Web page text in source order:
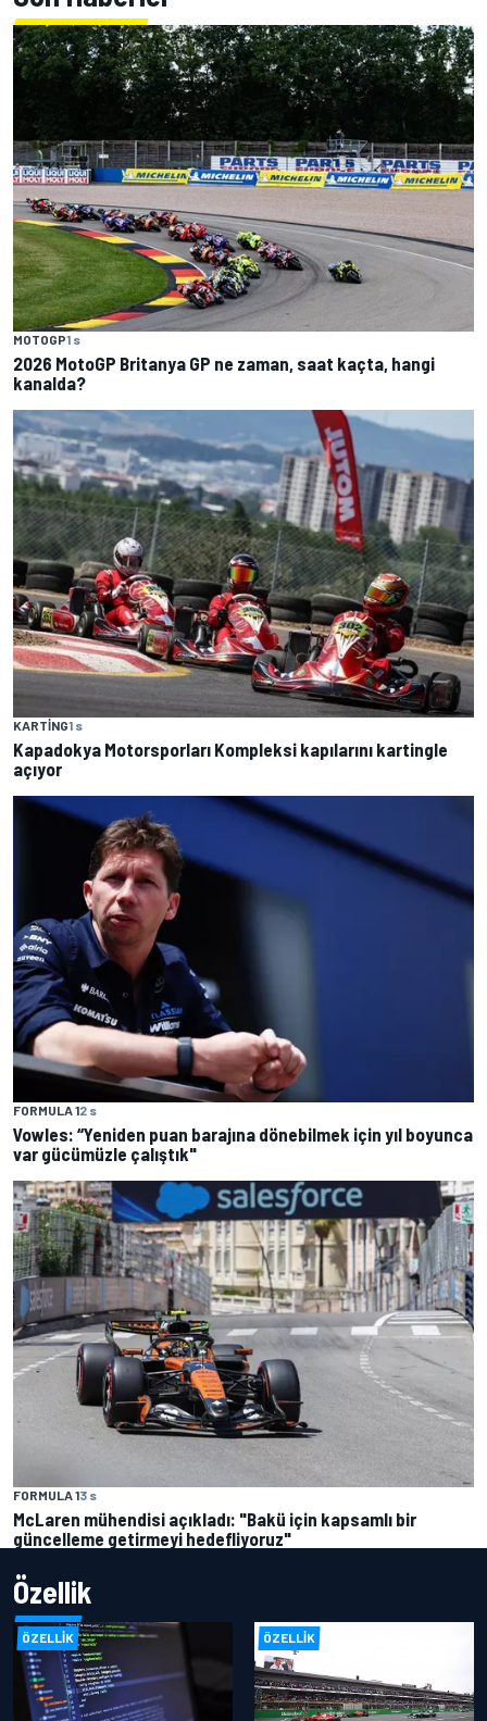
MOTOGP1 s
2026 MotoGP Britanya GP ne zaman, saat kaçta, hangi
kanalda?
KARTING1 s
Kapadokya Motorsporları Kompleksi kapılarını kartingle
açıyor
FORMULA 12 s
Vowles: “Yeniden puan barajına dönebilmek için yıl boyunca
var gücümüzle çalıştık"
FORMULA 13 s
McLaren mühendisi açıkladı: "Bakü için kapsamlı bir
güncelleme getirmeyi hedefliyoruz"
Özellik
ÖZELLIK ÖZELLIK